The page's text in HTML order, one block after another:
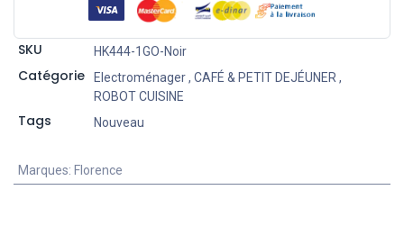
SKU HK444-1GO-Noir
Catégorie Electroménager, CAFÉ & PETIT DEJÉUNER ,
ROBOT CUISINE
Tags Nouveau
Marques: Florence